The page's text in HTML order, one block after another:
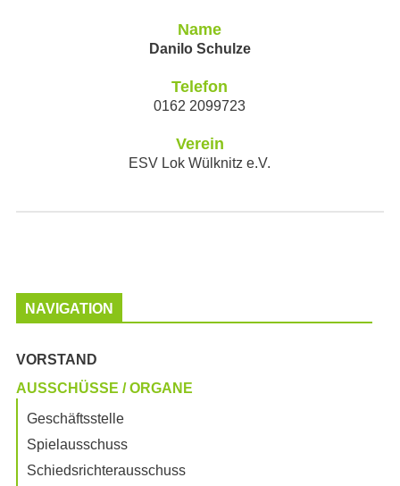
Name
Danilo Schulze
Telefon
0162 2099723
Verein
ESV Lok Wülknitz e.V.
NAVIGATION
VORSTAND
AUSSCHÜSSE / ORGANE
Geschäftsstelle
Spielausschuss
Schiedsrichterausschuss